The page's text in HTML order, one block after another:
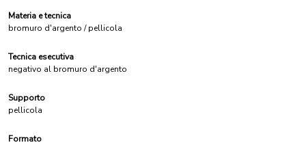
Materia e tecnica
bromuro d'argento / pellicola
Tecnica esecutiva
negativo al bromuro d'argento
Supporto
pellicola
Formato